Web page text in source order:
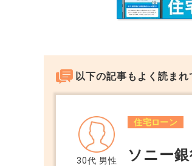
以下の記事もよく読まれ
30代 男性
住宅ローン
ソニー